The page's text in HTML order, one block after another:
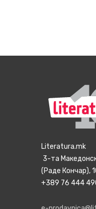
Literatura.mk
3-та
(Раде Кончар),
+389 76 444